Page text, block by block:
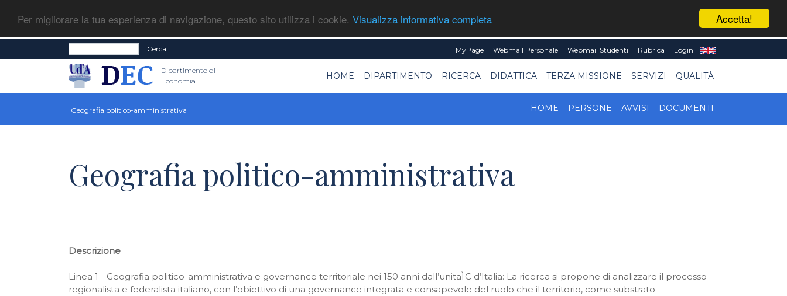
Accetta!
Per migliorare la tua esperienza di navigazione, questo sito utilizza i cookie. Visualizza informativa completa
Cerca MyPage Webmail Personale Webmail Studenti Rubrica Login
Dipartimento di
Economia
HOME DIPARTIMENTO RICERCA DIDATTICA TERZA MISSIONE SERVIZI QUALITÀ
Geografia politico-amministrativa HOME PERSONE AVVISI DOCUMENTI
Geografia politico-amministrativa
Descrizione
Linea 1 - Geografia politico-amministrativa e governance territoriale nei 150 anni dall’unitaÌ€ d’Italia: La ricerca si propone di analizzare il processo
regionalista e federalista italiano, con l’obiettivo di una governance integrata e consapevole del ruolo che il territorio, come substrato